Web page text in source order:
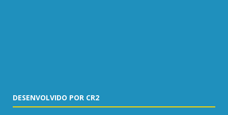
DESENVOLVIDO POR CR2